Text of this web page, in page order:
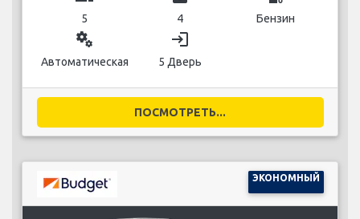
5 4 Бензин
miscellaneous_services
Автоматическая
login
5 Дверь
ПОСМОТРЕТЬ...
ЭКОНОМНЫЙ